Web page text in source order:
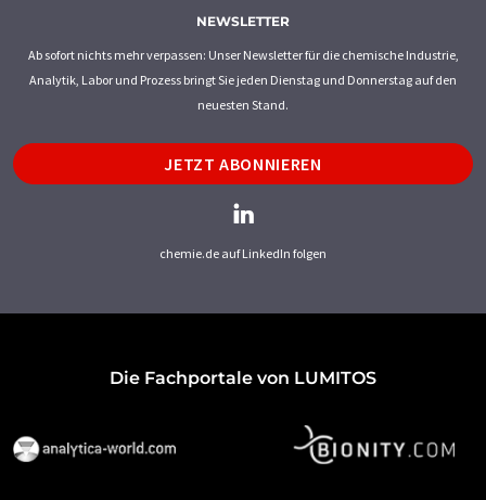
NEWSLETTER
Ab sofort nichts mehr verpassen: Unser Newsletter für die chemische Industrie,
Analytik, Labor und Prozess bringt Sie jeden Dienstag und Donnerstag auf den
neuesten Stand.
JETZT ABONNIEREN
chemie.de auf LinkedIn folgen
Die Fachportale von LUMITOS